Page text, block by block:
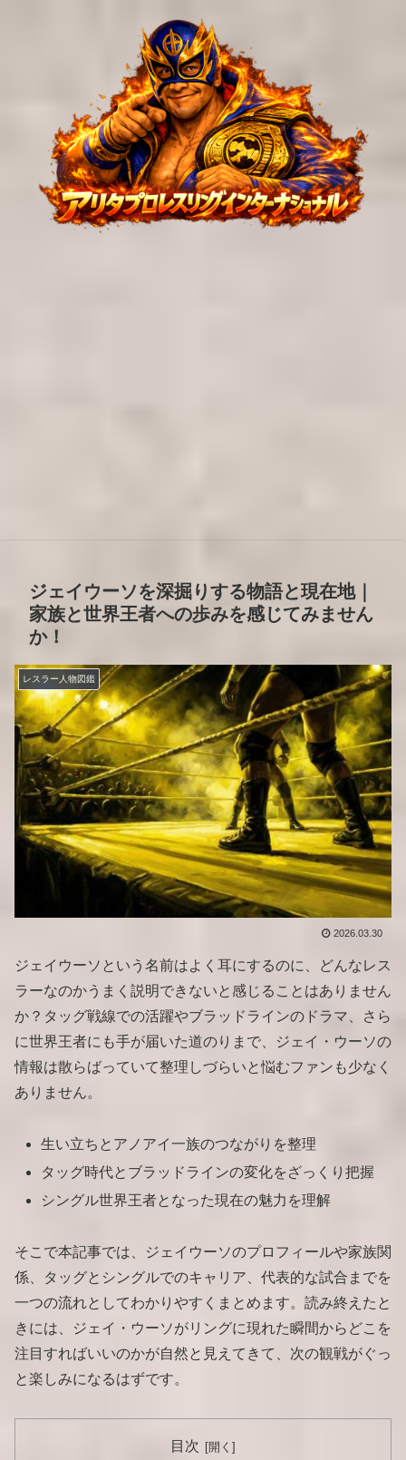
ジェイウーソを深掘りする物語と現在地｜
家族と世界王者への歩みを感じてみません
か！
レスラー人物図鑑
2026.03.30
ジェイウーソという名前はよく耳にするのに、どんなレス
ラーなのかうまく説明できないと感じることはありません
か？タッグ戦線での活躍やブラッドラインのドラマ、さら
に世界王者にも手が届いた道のりまで、ジェイ・ウーソの
情報は散らばっていて整理しづらいと悩むファンも少なく
ありません。
生い立ちとアノアイ一族のつながりを整理
タッグ時代とブラッドラインの変化をざっくり把握
シングル世界王者となった現在の魅力を理解
そこで本記事では、ジェイウーソのプロフィールや家族関
係、タッグとシングルでのキャリア、代表的な試合までを
一つの流れとしてわかりやすくまとめます。読み終えたと
きには、ジェイ・ウーソがリングに現れた瞬間からどこを
注目すればいいのかが自然と見えてきて、次の観戦がぐっ
と楽しみになるはずです。
目次